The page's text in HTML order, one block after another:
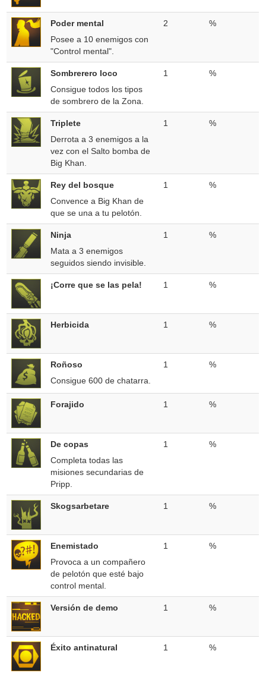
Poder mental
Posee a 10 enemigos con
"Control mental".
2 %
Sombrerero loco
Consigue todos los tipos
de sombrero de la Zona.
1 %
Triplete
Derrota a 3 enemigos a la
vez con el Salto bomba de
Big Khan.
1 %
Rey del bosque
Convence a Big Khan de
que se una a tu pelotón.
1 %
Ninja
Mata a 3 enemigos
seguidos siendo invisible.
1 %
¡Corre que se las pela! 1 %
Herbicida 1 %
Roñoso
Consigue 600 de chatarra.
1 %
Forajido 1 %
De copas
Completa todas las
misiones secundarias de
Pripp.
1 %
Skogsarbetare 1 %
Enemistado
Provoca a un compañero
de pelotón que esté bajo
control mental.
1 %
Versión de demo 1 %
Éxito antinatural 1 %